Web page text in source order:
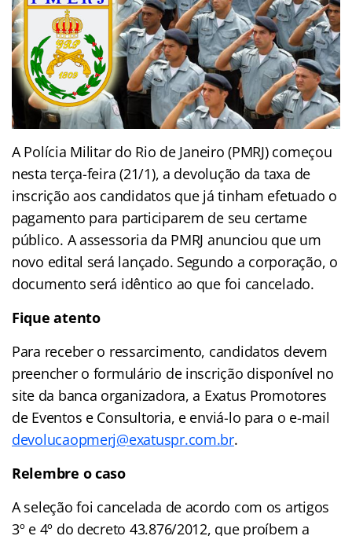
A Polícia Militar do Rio de Janeiro (PMRJ) começou
nesta terça-feira (21/1), a devolução da taxa de
inscrição aos candidatos que já tinham efetuado o
pagamento para participarem de seu certame
público. A assessoria da PMRJ anunciou que um
novo edital será lançado. Segundo a corporação, o
documento será idêntico ao que foi cancelado.
Fique atento
Para receber o ressarcimento, candidatos devem
preencher o formulário de inscrição disponível no
site da banca organizadora, a Exatus Promotores
de Eventos e Consultoria, e enviá-lo para o e-mail
devolucaopmerj@exatuspr.com.br.
Relembre o caso
A seleção foi cancelada de acordo com os artigos
3º e 4º do decreto 43.876/2012, que proíbem a